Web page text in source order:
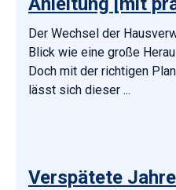
Der Wechsel der
Blick wie eine große
Doch mit der richtigen
lässt sich dieser ...
Verspätete